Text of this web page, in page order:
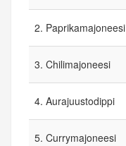
2. Paprikamajoneesi
3. Chilimajoneesi
4. Aurajuustodippi
5. Currymajoneesi